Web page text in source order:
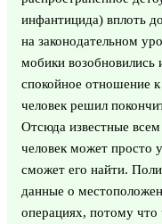
инфантицида) вплоть
на законодательном
мобики возобновились
спокойное отношение
человек решил
Отсюда известные
человек может просто
сможет его найти.
данные о
операциях, потому что